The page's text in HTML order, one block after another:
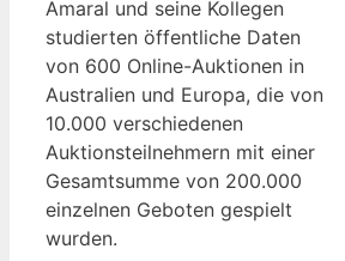
Amaral und seine Kollegen
studierten öffentliche Daten
von 600 Online-Auktionen in
Australien und Europa, die von
10.000 verschiedenen
Auktionsteilnehmern mit einer
Gesamtsumme von 200.000
einzelnen Geboten gespielt
wurden.